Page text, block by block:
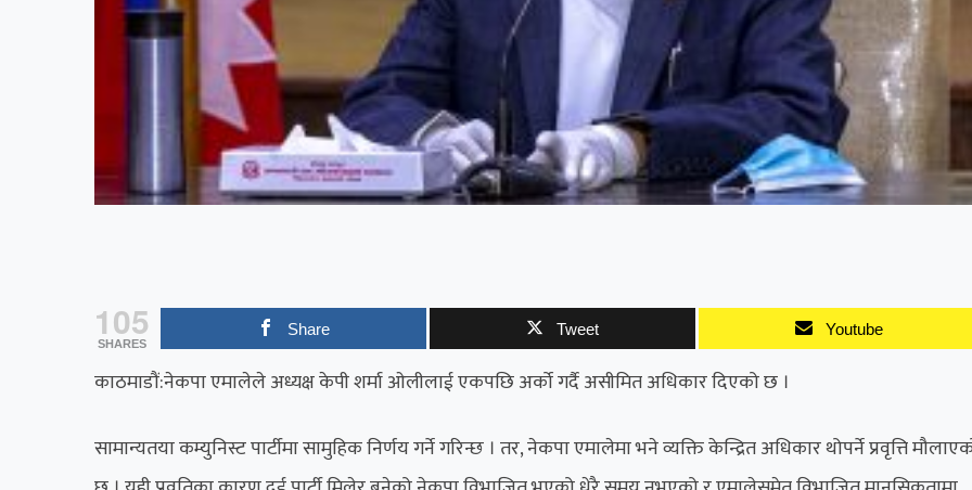
105
SHARES
Share Tweet Youtube
काठमाडौं:नेकपा एमालेले अध्यक्ष केपी शर्मा ओलीलाई एकपछि अर्को गर्दै असीमित अधिकार दिएको छ ।
सामान्यतया कम्युनिस्ट पार्टीमा सामुहिक निर्णय गर्ने गरिन्छ । तर, नेकपा एमालेमा भने व्यक्ति केन्द्रित अधिकार थोपर्ने प्रवृत्ति